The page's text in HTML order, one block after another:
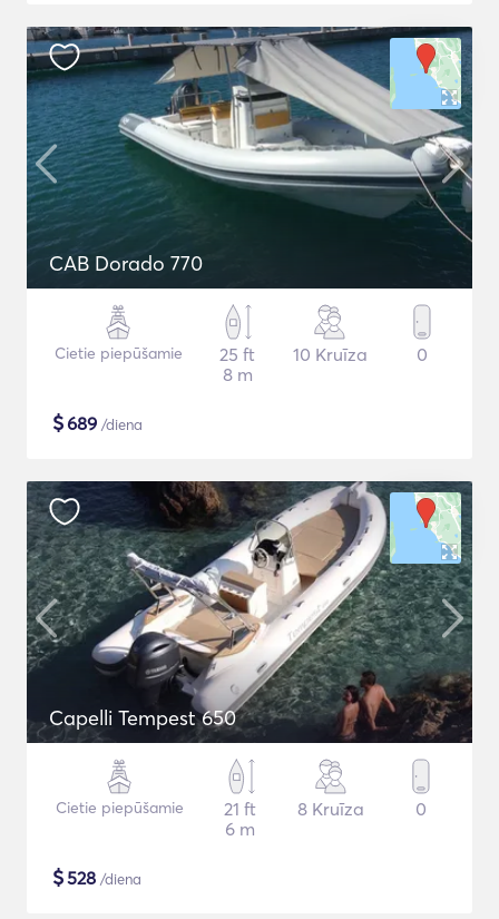
CAB Dorado 770
Cietie piepūšamie
25 ft
8 m
10 Kruīza 0
$689 /diena
Capelli Tempest 650
Cietie piepūšamie
21 ft
6 m
8 Kruīza 0
$528 /diena